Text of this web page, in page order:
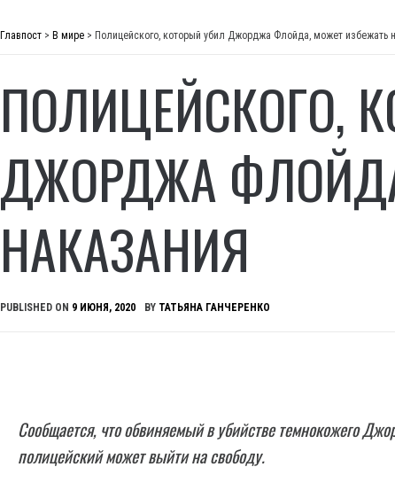
Главпост > В мире > Полицейского, который убил Джорджа Флойда, может избежать
ПОЛИЦЕЙСКОГО,
ДЖОРДЖА
НАКАЗАНИЯ
PUBLISHED ON 9 ИЮНЯ, 2020 BY ТАТЬЯНА ГАНЧЕРЕНКО
Сообщается, что обвиняемый в убийстве темнокожего
полицейский может выйти на свободу.